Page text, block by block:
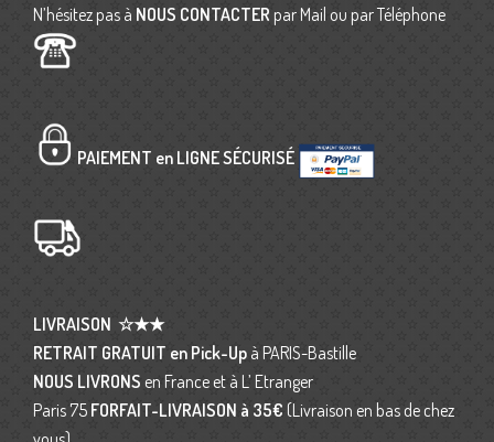
N’hésitez pas à NOUS CONTACTER par Mail ou par Téléphone
PAIEMENT en LIGNE SÉCURISÉ
LIVRAISON ☆★★
RETRAIT GRATUIT en Pick-Up à PARIS-Bastille
NOUS LIVRONS en France et à L’ Etranger
Paris 75 FORFAIT-LIVRAISON à 35€ (Livraison en bas de chez